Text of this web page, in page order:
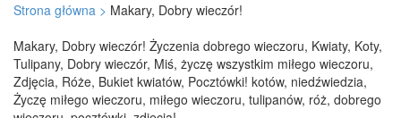
Strona główna > Makary, Dobry wieczór!
Makary, Dobry wieczór! Życzenia dobrego wieczoru, Kwiaty, Koty,
Tulipany, Dobry wieczór, Miś, życzę wszystkim miłego wieczoru,
Zdjęcia, Róże, Bukiet kwiatów, Pocztówki! kotów, niedźwiedzia,
Życzę miłego wieczoru, miłego wieczoru, tulipanów, róż, dobrego